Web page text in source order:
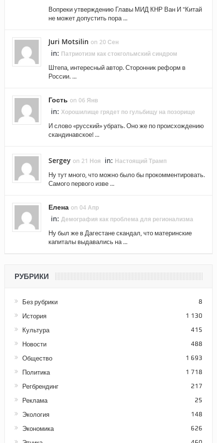
Вопреки утверждению Главы МИД КНР Ван И "Китай
не может допустить пора ...
Juri Motsilin on 20 Сен
in: Патриотизм как стокгольмский синдром
Штепа, интересный автор. Сторонник реформ в
России. ...
Гость on 06 Янв
in: Хорошилище грядет по гульбищу на позорище
И слово «русский» убрать. Оно же по происхождению
скандинавское! ...
Sergey on 21 Ноя in: Настоящий Трамп
Ну тут много, что можно было бы прокомментировать.
Самого первого изве ...
Елена on 04 Апр
in: Демография как проблема для регионализма
Ну был же в Дагестане скандал, что материнские
капиталы выдавались на ...
РУБРИКИ
Без рубрики 8
История 1 130
Культура 415
Новости 488
Общество 1 693
Политика 1 718
Регбрендинг 217
Реклама 25
Экология 148
Экономика 626